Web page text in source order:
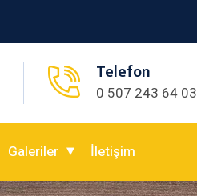
Telefon
0 507 243 64 03
Galeriler İletişim